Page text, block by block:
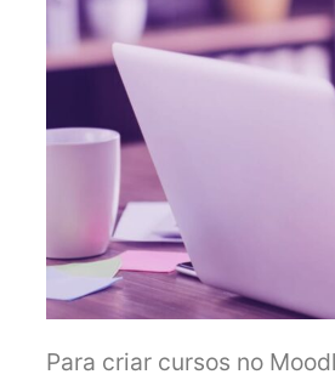
Para criar cursos no